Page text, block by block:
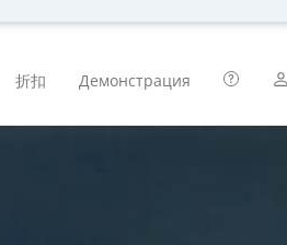
折扣 Демонстрация